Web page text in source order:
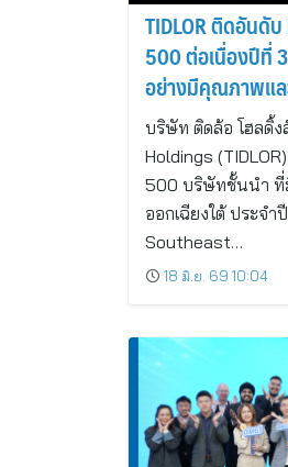
TIDLOR ติดอันดั
500 ต่อเนื่องปีที่
อย่างมีคุณภาพแ
บริษัท ติดล้อ โฮลดิ้
Holdings
500 บริษัทชั้นนำ ที่
ออกเฉียงใต้ ประจ
Southeast…
18 มิ.ย. 69 10:04